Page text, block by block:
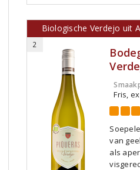
Biologische Verdejo uit
2
Fris,
van
als